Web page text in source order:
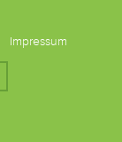
Impressum